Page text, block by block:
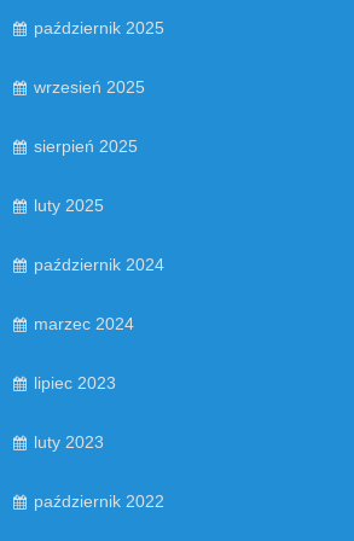
październik 2025
wrzesień 2025
sierpień 2025
luty 2025
październik 2024
marzec 2024
lipiec 2023
luty 2023
październik 2022